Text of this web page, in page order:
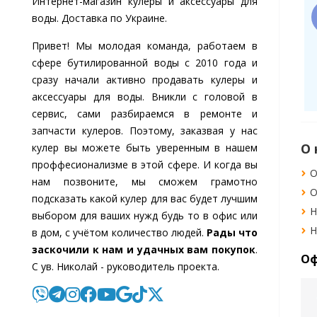
воды. Доставка по Украине.
Привет! Мы молодая команда, работаем в
сфере бутилированной воды c 2010 года и
сразу начали активно продавать кулеры и
аксессуары для воды. Вникли с головой в
сервис, сами разбираемся в ремонте и
запчасти кулеров. Поэтому, заказвая у нас
кулер вы можете быть уверенным в нашем
проффесионализме в этой сфере. И когда вы
нам позвоните, мы сможем грамотно
подсказать какой кулер для вас будет лучшим
выбором для ваших нужд будь то в офис или
в дом, с учётом количество людей. Рады что
заскочили к нам и удачных вам покупок.
С ув. Николай - руководитель проекта.
вечер!
с помпой, но
без пробки
а так всё ок.
2022-01-31
П Петроченко Олег Иванович
Water, удобная вещь,
быстро нагревает
воду, а когда жарко,
вода просто ледяная.
Доставили быстро,
претензий нет ни
каких, спасибо
компании за
качественное
обслуживание.
Есть фото
Дата: 2019-11-28
Подробнее
Помощь
Договор офёрты
Возврат/обмен товара
Вопросы и ответы
Покупка в кредит
Полезное
Блог
Оптовикам
Скидки и акции
Доставка и оплата